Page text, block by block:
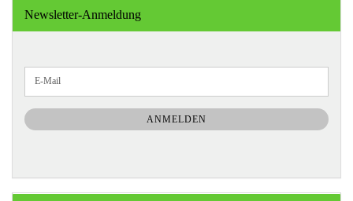
Newsletter-Anmeldung
ZUR
NEWSLETTER-
ANMELDUNG
E-
ANMELDEN